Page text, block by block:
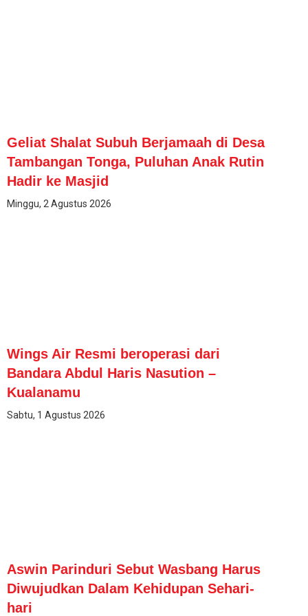
Geliat Shalat Subuh Berjamaah di Desa
Tambangan Tonga, Puluhan Anak Rutin
Hadir ke Masjid
Minggu, 2 Agustus 2026
Wings Air Resmi beroperasi dari
Bandara Abdul Haris Nasution –
Kualanamu
Sabtu, 1 Agustus 2026
Aswin Parinduri Sebut Wasbang Harus
Diwujudkan Dalam Kehidupan Sehari-
hari